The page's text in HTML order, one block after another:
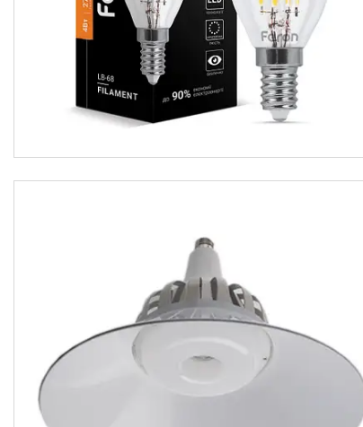
Вуличні світильники
Електротовари комплектуючі
Світильники
Кошики для літотрипсії
Акцентне освітлення
Реанімація
Декоративне освітлення
Кріодеструктори
Відеоларингоскопи
Апарати CPAP (Сіпап)